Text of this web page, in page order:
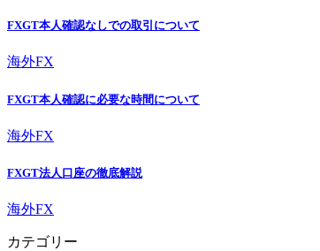
FXGT本人確認なしでの取引について
海外FX
FXGT本人確認に必要な時間について
海外FX
FXGT法人口座の徹底解説
海外FX
カテゴリー